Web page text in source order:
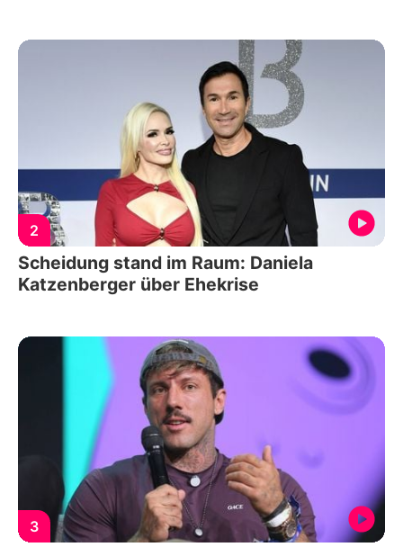
2
Scheidung stand im Raum: Daniela
Katzenberger über Ehekrise
3